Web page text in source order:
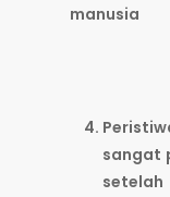
manusia
sangat